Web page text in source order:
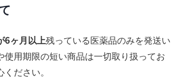
6ヶ月以上残っている医薬品のみを発送い
使用期限の短い商品は一切取り扱ってお
ださい。